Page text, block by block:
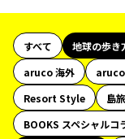
すべて 地球の歩き
aruco 海外
Resort Style
島旅
BOOKS スペシャルコ